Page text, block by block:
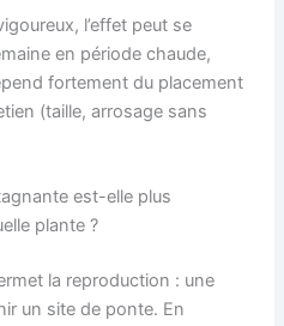
l’effet peut se
en période chaude,
fortement du placement
(taille, arrosage sans
est-elle plus
plante ?
la reproduction : une
un site de ponte. En